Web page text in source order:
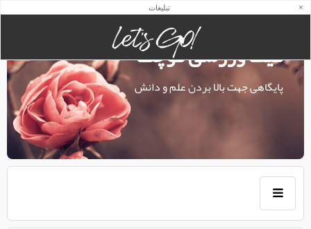
کیف ورزشی کوچک
پایگاهی جهت بالا بردن علم و دانش
تبلیغات ×